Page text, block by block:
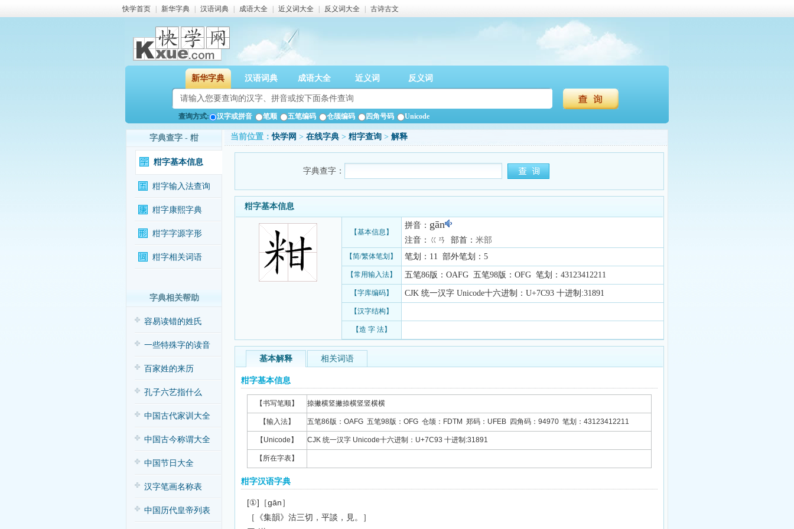
快学首页 新华字典 汉语词典 成语大全 近义词大全 反义词大全 古诗古文
新华字典 汉语词典 成语大全 近义词 反义词
查询方式: 汉字或拼音 笔顺 五笔编码 仓颉编码 四角号码 Unicode
字典查字 - 粓
粓字基本信息
粓字输入法查询
粓字康熙字典
粓字字源字形
粓字相关词语
字典相关帮助
容易读错的姓氏
一些特殊字的读音
百家姓的来历
孔子六艺指什么
中国古代家训大全
中国古今称谓大全
中国节日大全
汉字笔画名称表
中国历代皇帝列表
当前位置：快学网 > 在线字典 > 粓字查询 > 解释
字典查字：
粓字基本信息
【基本信息】
拼音： gān
注音：ㄍㄢ 部首： 米部
【简/繁体笔划】 笔划：11 部外笔划：5
【常用输入法】 五笔86版：OAFG 五笔98版：OFG 笔划：43123412211
【字库编码】 CJK 统一汉字 Unicode十六进制：U+7C93 十进制:31891
【汉字结构】
【造 字 法】
基本解释 相关词语
粓字基本信息
【书写笔顺】 捺撇横竖撇捺横竖竖横横
【输入法】 五笔86版：OAFG 五笔98版：OFG 仓颉：FDTM 郑码：UFEB 四角码：94970 笔划：43123412211
【Unicode】 CJK 统一汉字 Unicode十六进制：U+7C93 十进制:31891
【所在字表】
粓字汉语字典
[①]［gān］
［《集韻》沽三切，平談，見。］